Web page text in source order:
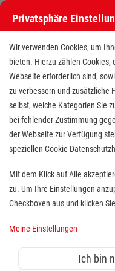
Freiwilliges
FSJ) in der
Über uns:
Wer sich sozial
Privatsphäre
Wir verwenden Cookies, um
bieten. Hierzu zählen
Webseite erforderlich sind,
zu verbessern und zusätzliche
selbst, welche Kategorien Sie
bei fehlender Zustimmung
der Webseite zur Verfügung
speziellen Cookie-
Mit dem Klick auf Alle
zu. Um Ihre Einstellungen
Checkboxen aus und klicken
Meine Einstellungen
Ich bin